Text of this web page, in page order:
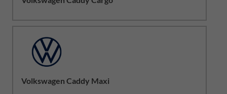
Volkswagen Caddy Maxi